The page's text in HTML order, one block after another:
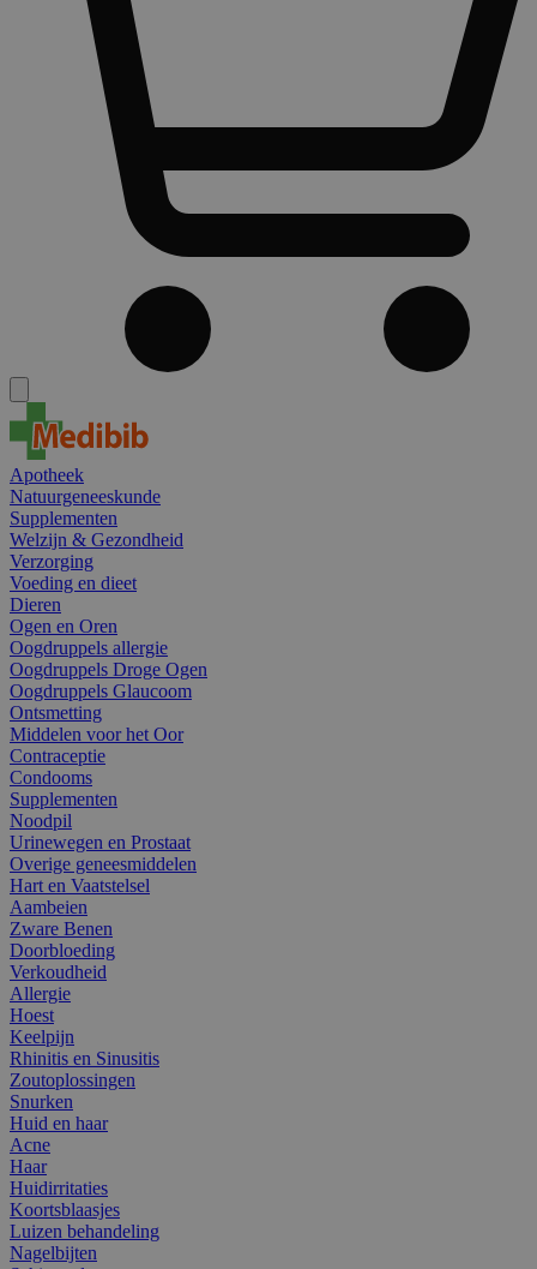
Apotheek
Natuurgeneeskunde
Supplementen
Welzijn & Gezondheid
Verzorging
Voeding en dieet
Dieren
Ogen en Oren
Oogdruppels allergie
Oogdruppels Droge Ogen
Oogdruppels Glaucoom
Ontsmetting
Middelen voor het Oor
Contraceptie
Condooms
Supplementen
Noodpil
Urinewegen en Prostaat
Overige geneesmiddelen
Hart en Vaatstelsel
Aambeien
Zware Benen
Doorbloeding
Verkoudheid
Allergie
Hoest
Keelpijn
Rhinitis en Sinusitis
Zoutoplossingen
Snurken
Huid en haar
Acne
Haar
Huidirritaties
Koortsblaasjes
Luizen behandeling
Nagelbijten